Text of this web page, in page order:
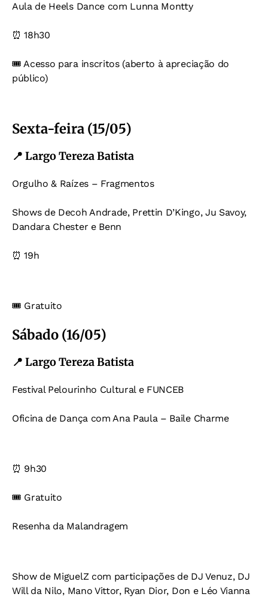
Aula de Heels Dance com Lunna Montty
⏰ 18h30
🎟️ Acesso para inscritos (aberto à apreciação do
público)
Sexta-feira (15/05)
📍 Largo Tereza Batista
Orgulho & Raízes – Fragmentos
Shows de Decoh Andrade, Prettin D’Kingo, Ju Savoy,
Dandara Chester e Benn
⏰ 19h
🎟️ Gratuito
Sábado (16/05)
📍 Largo Tereza Batista
Festival Pelourinho Cultural e FUNCEB
Oficina de Dança com Ana Paula – Baile Charme
⏰ 9h30
🎟️ Gratuito
Resenha da Malandragem
Show de MiguelZ com participações de DJ Venuz, DJ
Will da Nilo, Mano Vittor, Ryan Dior, Don e Léo Vianna